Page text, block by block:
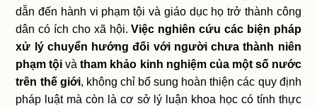
dẫn đến hành vi phạm tội và giáo dục họ trở thành công
dân có ích cho xã hội.Việc nghiên cứu các biện pháp
xử lý chuyển hướng đối với người chưa thành niên
phạm tội vàtham khảo kinh nghiệm của một số nước
trên thế giới, không chỉ bổ sung hoàn thiện các quy định
pháp luật mà còn là cơ sở lý luận khoa học có tính thực